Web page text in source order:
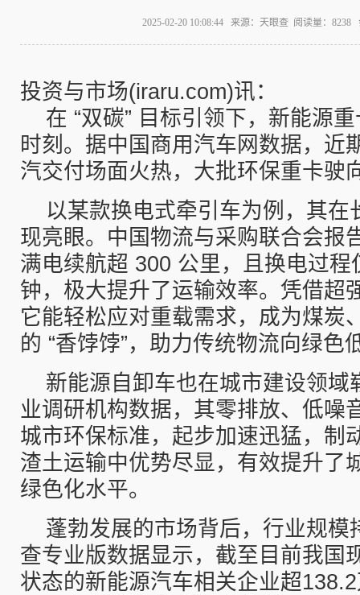
2025-02-20 10:08:44 来源：天眼查 阅读量：8238
投资与市场(iraru.com)讯：
在 “双碳” 目标引领下，新能源
时刻。据中国商用汽车网数据，近
汽交付场面火热，大批环保重卡驶
以某款换电式牵引车为例，其在
现亮眼。中国物流与采购联合会报
满电续航超 300 公里，且换电过程
钟，极大提升了运输效率。凭借超
它能轻松应对重载需求，成为煤炭
的 “香饽饽”，助力传统物流向绿色
新能源自卸车也在城市建设领域
业调研机构数据，其零排放、低噪
城市环保标准，起步加速迅猛，制
渣土运输中优势尽显，有效提升了
绿色化水平。
蓬勃发展的市场背后，行业规模
查专业版数据显示，截至目前我国
状态的新能源汽车相关企业超